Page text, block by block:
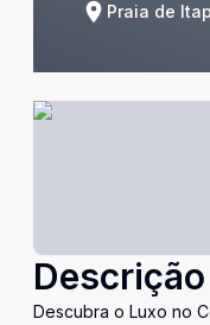
Praia de
Descrição
Descubra o Luxo no